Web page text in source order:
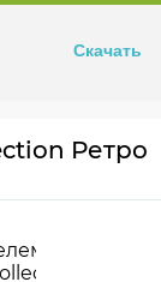
Ретро
Скачать